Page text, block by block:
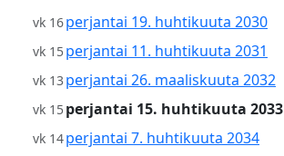
vk 16perjantai 19. huhtikuuta 2030
vk 15perjantai 11. huhtikuuta 2031
vk 13 perjantai 26. maaliskuuta 2032
vk 15perjantai 15. huhtikuuta 2033
vk 14perjantai 7. huhtikuuta 2034